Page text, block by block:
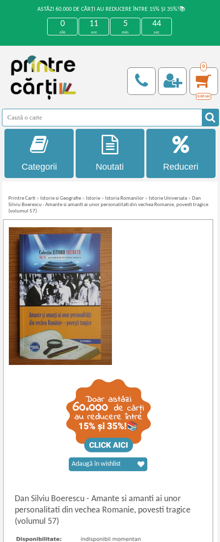
ASTĂZI 60.000 DE CĂRȚI AU REDUCERE ÎNTRE 15% ȘI 35%!📚
0
zile
11
ore
5
min
44
sec
0
0,00 Lei
Categorii Noutati Reduceri
Printre Carti » Istorie si Geografie » Istorie » Istoria Romanilor » Istorie Universala » Dan
Silviu Boerescu - Amante si amanti ai unor personalitati din vechea Romanie, povesti tragice
(volumul 57)
Dan Silviu Boerescu- Amante si amanti ai unor
personalitati din vechea Romanie, povesti tragice
(volumul 57)
Adaugă în wishlist